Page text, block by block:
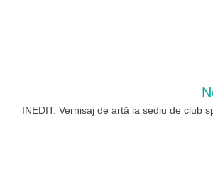
INEDIT. Vernisaj de artă la sediu de club